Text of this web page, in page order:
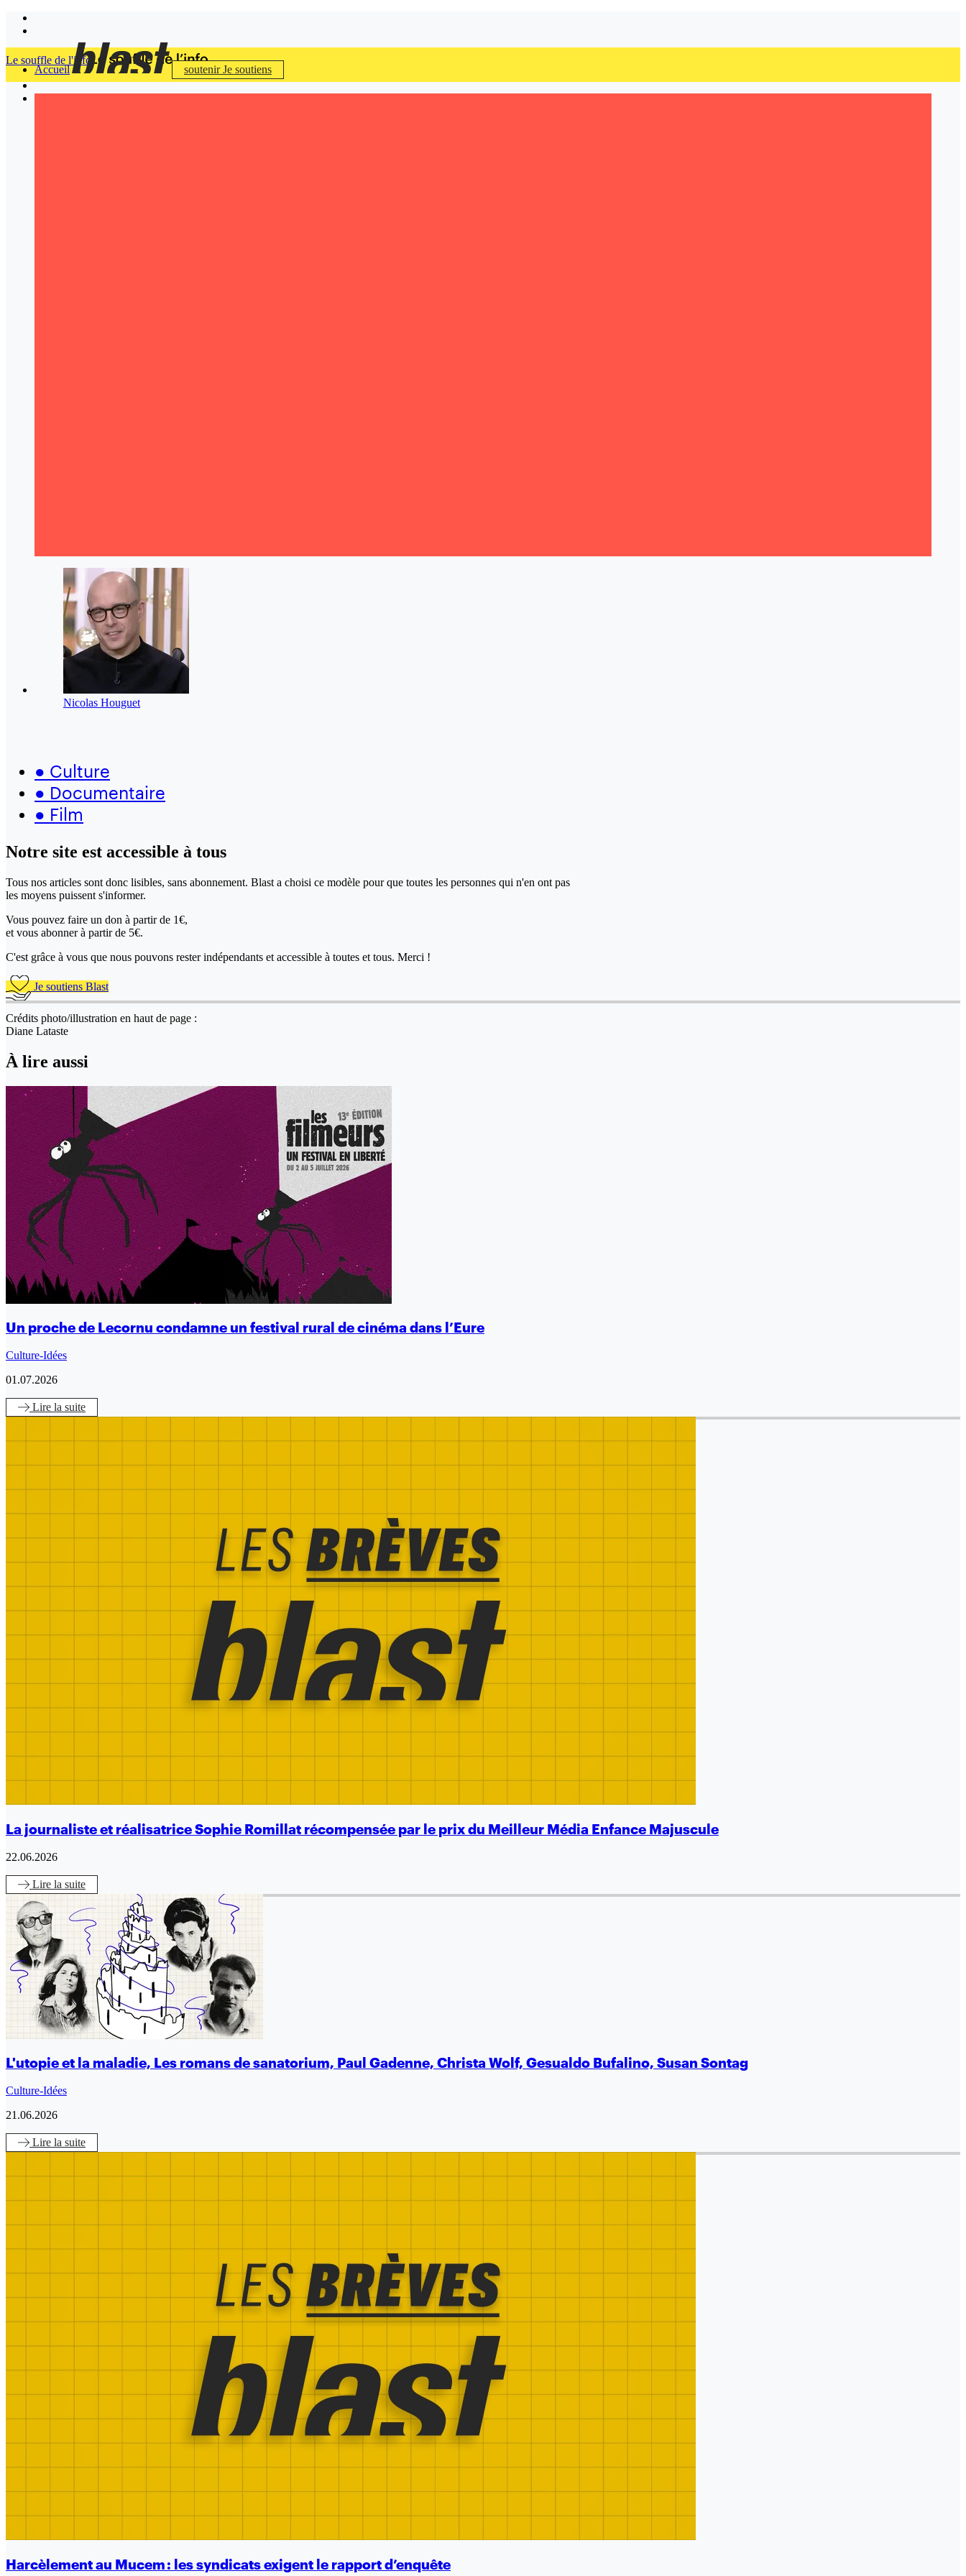
Accueil soutenirJe soutiens
Le souffle de l'info
Nicolas Houguet
● Culture
● Documentaire
● Film
Notre site est accessible à tous
Tous nos articles sont donc lisibles, sans abonnement. Blast a choisi ce modèle pour que toutes les personnes qui n'en ont pas
les moyens puissent s'informer.
Vous pouvez faire un don à partir de 1€,
et vous abonner à partir de 5€.
C'est grâce à vous que nous pouvons rester indépendants et accessible à toutes et tous. Merci !
Je soutiens Blast
Crédits photo/illustration en haut de page :
Diane Lataste
À lire aussi
Un proche de Lecornu condamne un festival rural de cinéma dans l’Eure
Culture-Idées
01.07.2026
Lire la suite
La journaliste et réalisatrice Sophie Romillat récompensée par le prix du Meilleur Média Enfance Majuscule
22.06.2026
Lire la suite
L'utopie et la maladie, Les romans de sanatorium, Paul Gadenne, Christa Wolf, Gesualdo Bufalino, Susan Sontag
Culture-Idées
21.06.2026
Lire la suite
Harcèlement au Mucem : les syndicats exigent le rapport d’enquête